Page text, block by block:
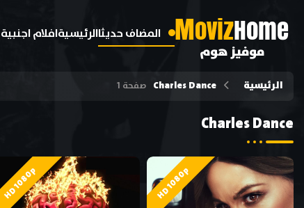
MovizHome
موفيز هوم
المضاف حديثاالرئيسيةافلام اجنبية
الرئيسية Charles Dance صفحة 1
Charles Dance
HD 1080p
HD 1080p